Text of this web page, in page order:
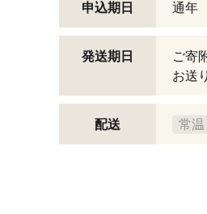
申込期日 通年
発送期日
ご寄
お送
配送 常温